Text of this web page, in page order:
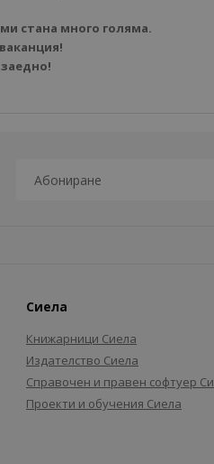
стана много голяма.
Сиела
Книжарници Сиела
Издателство Сиела
Справочен и правен софтуер
Проекти и обучения Сиела